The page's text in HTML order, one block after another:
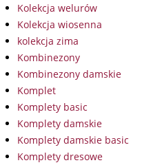
Kolekcja welurów
Kolekcja wiosenna
kolekcja zima
Kombinezony
Kombinezony damskie
Komplet
Komplety basic
Komplety damskie
Komplety damskie basic
Komplety dresowe